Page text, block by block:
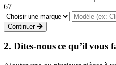
67
Continuer
2. Dites-nous ce qu’il vous